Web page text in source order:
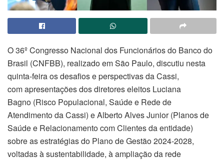
O 36º Congresso Nacional dos Funcionários do Banco do
Brasil (CNFBB), realizado em São Paulo, discutiu nesta
quinta-feira os desafios e perspectivas da Cassi,
com apresentações dos diretores eleitos Luciana
Bagno (Risco Populacional, Saúde e Rede de
Atendimento da Cassi) e Alberto Alves Junior (Planos de
Saúde e Relacionamento com Clientes da entidade)
sobre as estratégias do Plano de Gestão 2024-2028,
voltadas à sustentabilidade, à ampliação da rede